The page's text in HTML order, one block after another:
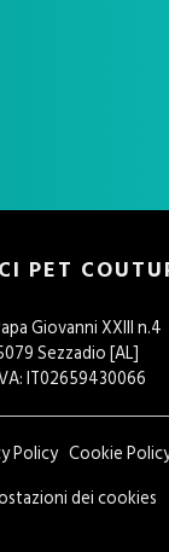
PET
Giovanni XXIII n.4
Sezzadio [AL]
IT02659430066
Policy Cookie
dei cookies